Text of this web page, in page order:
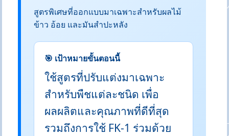
สูตรพิเศษที่ออกแบบมาเฉพาะสำหรับผลไม้
ข้าว อ้อย และมันสำปะหลัง
🎯 เป้าหมายขั้นตอนนี้
ใช้สูตรที่ปรับแต่งมาเฉพาะ
สำหรับพืชแต่ละชนิด เพื่อ
ผลผลิตและคุณภาพที่ดีที่สุด
รวมถึงการใช้ FK-1 ร่วมด้วย